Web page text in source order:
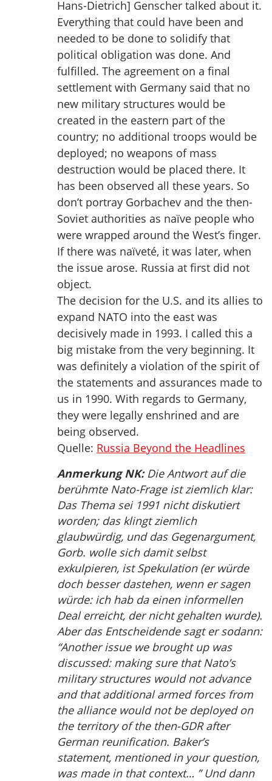
Hans-Dietrich] Genscher talked about it.
Everything that could have been and
needed to be done to solidify that
political obligation was done. And
fulfilled. The agreement on a final
settlement with Germany said that no
new military structures would be
created in the eastern part of the
country; no additional troops would be
deployed; no weapons of mass
destruction would be placed there. It
has been observed all these years. So
don’t portray Gorbachev and the then-
Soviet authorities as naïve people who
were wrapped around the West’s finger.
If there was naïveté, it was later, when
the issue arose. Russia at first did not
object.
The decision for the U.S. and its allies to
expand NATO into the east was
decisively made in 1993. I called this a
big mistake from the very beginning. It
was definitely a violation of the spirit of
the statements and assurances made to
us in 1990. With regards to Germany,
they were legally enshrined and are
being observed.
Quelle: Russia Beyond the Headlines
Anmerkung NK:Die Antwort auf die
berühmte Nato-Frage ist ziemlich klar:
Das Thema sei 1991 nicht diskutiert
worden; das klingt ziemlich
glaubwürdig, und das Gegenargument,
Gorb. wolle sich damit selbst
exkulpieren, ist Spekulation (er würde
doch besser dastehen, wenn er sagen
würde: ich hab da einen informellen
Deal erreicht, der nicht gehalten wurde).
Aber das Entscheidende sagt er sodann:
“Another issue we brought up was
discussed: making sure that Nato’s
military structures would not advance
and that additional armed forces from
the alliance would not be deployed on
the territory of the then-GDR after
German reunification. Baker’s
statement, mentioned in your question,
was made in that context… ” Und dann